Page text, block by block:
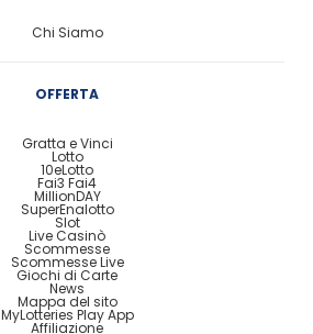
Chi Siamo
OFFERTA
Gratta e Vinci
Lotto
10eLotto
Fai3 Fai4
MillionDAY
SuperEnalotto
Slot
Live Casinò
Scommesse
Scommesse Live
Giochi di Carte
News
Mappa del sito
MyLotteries Play App
Affiliazione